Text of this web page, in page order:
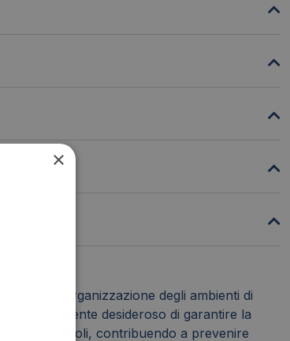
e l'organizzazione degli ambienti di
azienda o ente desideroso di garantire la
ostacoli, contribuendo a prevenire
×